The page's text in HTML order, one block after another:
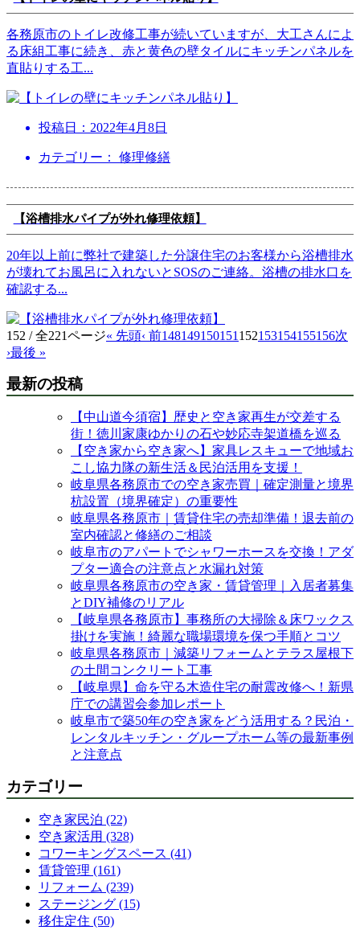
各務原市のトイレ改修工事が続いていますが、大工さんによ
る床組工事に続き、赤と黄色の壁タイルにキッチンパネルを
直貼りする工...
投稿日： 2022年4月8日
カテゴリー： 修理修繕
【浴槽排水パイプが外れ修理依頼】
20年以上前に弊社で建築した分譲住宅のお客様から浴槽排水
が壊れてお風呂に入れないとSOSのご連絡。浴槽の排水口を
確認する...
152 / 全221ページ« 先頭‹ 前148149150151 152153154155156次
›最後 »
最新の投稿
【中山道今須宿】歴史と空き家再生が交差する
街！徳川家康ゆかりの石や妙応寺架道橋を巡る
【空き家から空き家へ】家具レスキューで地域お
こし協力隊の新生活＆民泊活用を支援！
岐阜県各務原市での空き家売買｜確定測量と境界
杭設置（境界確定）の重要性
岐阜県各務原市｜賃貸住宅の売却準備！退去前の
室内確認と修繕のご相談
岐阜市のアパートでシャワーホースを交換！アダ
プター適合の注意点と水漏れ対策
岐阜県各務原市の空き家・賃貸管理｜入居者募集
とDIY補修のリアル
【岐阜県各務原市】事務所の大掃除＆床ワックス
掛けを実施！綺麗な職場環境を保つ手順とコツ
岐阜県各務原市｜減築リフォームとテラス屋根下
の土間コンクリート工事
【岐阜県】命を守る木造住宅の耐震改修へ！新県
庁での講習会参加レポート
岐阜市で築50年の空き家をどう活用する？民泊・
レンタルキッチン・グループホーム等の最新事例
と注意点
カテゴリー
空き家民泊 (22)
空き家活用 (328)
コワーキングスペース (41)
賃貸管理 (161)
リフォーム (239)
ステージング (15)
移住定住 (50)